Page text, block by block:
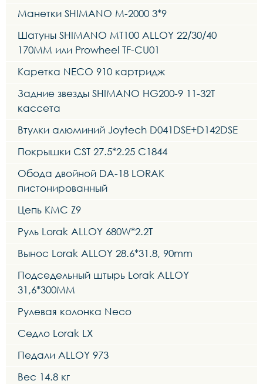
Манетки SHIMANO M-2000 3*9
Шатуны SHIMANO MT100 ALLOY 22/30/40
170MM или Prowheel TF-CU01
Каретка NECO 910 картридж
Задние звезды SHIMANO HG200-9 11-32T
кассета
Втулки алюминий Joytech D041DSE+D142DSE
Покрышки CST 27.5*2.25 C1844
Обода двойной DA-18 LORAK
пистонированный
Цепь KMC Z9
Руль Lorak ALLOY 680W*2.2T
Вынос Lorak ALLOY 28.6*31.8, 90mm
Подседельный штырь Lorak ALLOY
31,6*300MM
Рулевая колонка Neco
Седло Lorak LX
Педали ALLOY 973
Вес 14.8 кг